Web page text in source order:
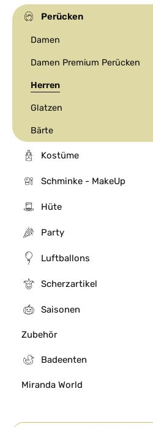
Perücken
Damen
Damen Premium Perücken
Herren
Glatzen
Bärte
Kostüme
Schminke - MakeUp
Hüte
Party
Luftballons
Scherzartikel
Saisonen
Zubehör
Badeenten
Miranda World